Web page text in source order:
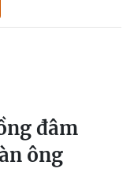
đâm
ông